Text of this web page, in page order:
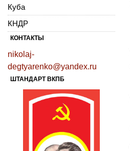
Куба
КНДР
КОНТАКТЫ
nikolaj-
degtyarenko@yandex.ru
ШТАНДАРТ ВКПБ